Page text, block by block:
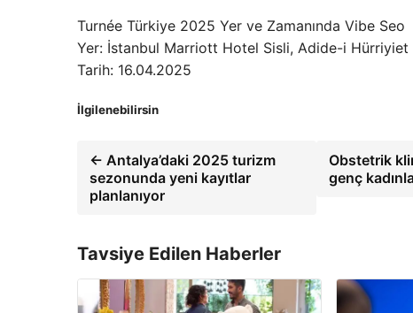
Turnée Türkiye 2025 Yer ve Zamanında Vibe Seo
Yer: İstanbul Marriott Hotel Sisli, Adide-i Hürriyiet
Tarih: 16.04.2025
İlgilenebilirsin
← Antalya’daki 2025 turizm
sezonunda yeni kayıtlar
planlanıyor
Obstetrik
genç
Tavsiye Edilen Haberler